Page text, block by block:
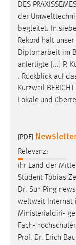
DES
der
begleitet. In
Rekord hält
Diplomarbeit im
anfertigte [...] P.
. Rückblick auf
Kurzweil BERICHT
Lokale und
[PDF]
Relevanz:
ihr Land der
Student Tobias
Dr. Sun Ping
weltweit Internat
Ministerialdiri-
Fach-
Prof. Dr. Erich